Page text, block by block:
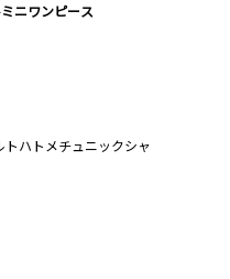
ニワンピース